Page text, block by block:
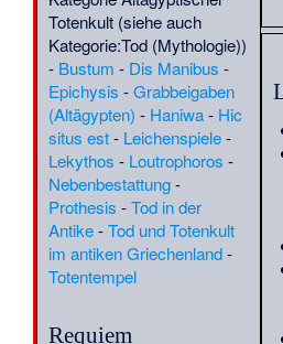
Louis
von
Totenkult (siehe auch
Kategorie:Tod (Mythologie))
- Bustum - Dis Manibus -
Epichysis -Grabbeigaben
(Altägypten) - Haniwa- Hic
situs est- Leichenspiele-
Lekythos - Loutrophoros -
Nebenbestattung-
Prothesis -Tod in der
Antike-Tod und Totenkult
im antiken Griechenland-
Totentempel
Requiem